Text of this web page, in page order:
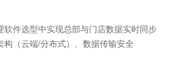
软件选型中实现总部与门店数据实时同步
构（云端/分布式）、数据传输安全